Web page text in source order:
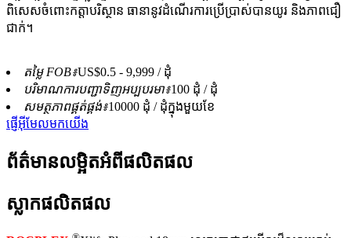
ពិសេសចំពោះកត្តាបរិស្ថាន ធានានូវដំណើរការប្រើប្រាស់បានយូរ និងភាពជឿ
ជាក់។
តម្លៃ FOB៖US$0.5 - 9,999 / ដុំ
បរិមាណការបញ្ជាទិញអប្បបរមា៖100 ដុំ / ដុំ
សមត្ថភាពផ្គត់ផ្គង់៖10000 ដុំ / ដុំក្នុងមួយខែ
ផ្ញើអ៊ីមែលមកយើង
ព័ត៌មានលម្អិតអំពីផលិតផល
ស្លាកផលិតផល